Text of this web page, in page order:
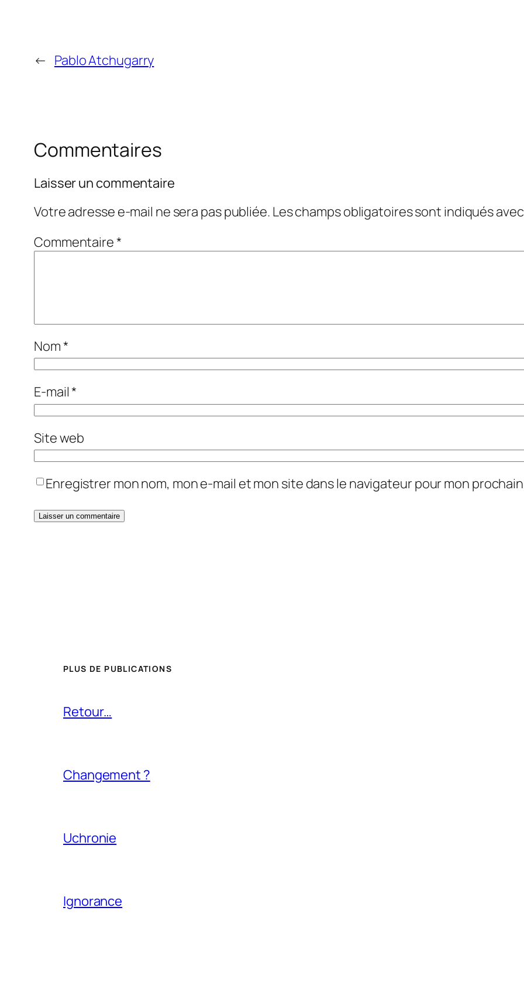
← Pablo Atchugarry
Commentaires
Laisser un commentaire
Votre adresse e-mail ne sera pas publiée. Les champs obligatoires sont indiqués
Commentaire*
Nom*
E-mail*
Site web
Enregistrer mon nom, mon e-mail et mon site dans le navigateur pour mon
PLUS DE PUBLICATIONS
Retour…
Changement ?
Uchronie
Ignorance